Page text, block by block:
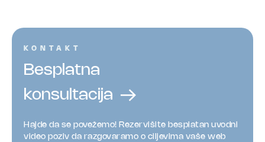
KONTAKT
Besplatna
konsultacija
Hajde da se povežemo! Rezervišite besplatan uvodni
video poziv da razgovaramo o ciljevima vaše web